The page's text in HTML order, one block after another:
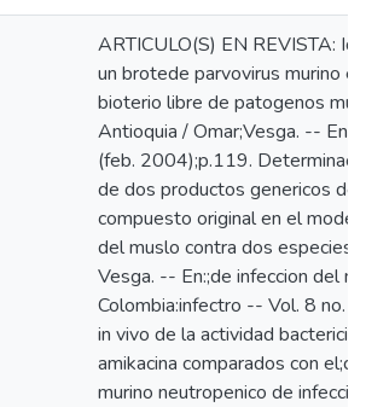
ARTICULO(S) EN REVISTA:
un brotede parvovirus murino
bioterio libre de patogenos
Antioquia / Omar;Vesga. -- En:
(feb. 2004);p.119.
de dos productos genericos de
compuesto original en el
del muslo contra dos especies
Vesga. -- En:;de infeccion del
Colombia:infectro -- Vol. 8 no.
in vivo de la actividad
amikacina comparados con
murino neutropenico de